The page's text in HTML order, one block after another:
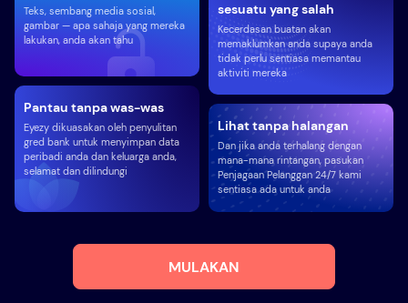
Pantau tanpa was-was
Eyezy dikuasakan oleh penyulitan
gred bank untuk menyimpan data
peribadi anda dan keluarga anda,
selamat dan dilindungi
Teks, sembang media sosial,
gambar — apa sahaja yang mereka
lakukan, anda akan tahu
sesuatu yang salah
Kecerdasan buatan akan
memaklumkan anda supaya anda
tidak perlu sentiasa memantau
aktiviti mereka
Lihat tanpa halangan
Dan jika anda terhalang dengan
mana-mana rintangan, pasukan
Penjagaan Pelanggan 24/7 kami
sentiasa ada untuk anda
MULAKAN